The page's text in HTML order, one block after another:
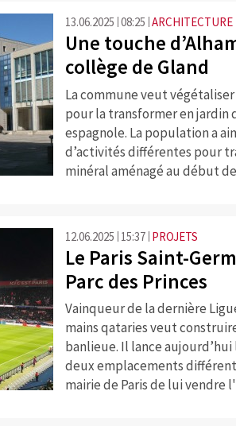
13.06.2025 08:25 ARCHITECTURE
Une touche
collège de Gland
La commune veut
pour la transformer en jardin
espagnole. La population a
d’activités différentes pour
minéral aménagé au début
12.06.2025 15:37 PROJETS
Le Paris Saint-
Parc des Princes
Vainqueur de la dernière
mains qataries veut
banlieue. Il lance
deux emplacements
mairie de Paris de lui vendre